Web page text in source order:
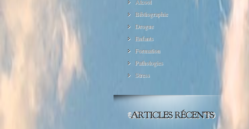
Bibliographie
Drogue
Enfants
Formation
Pathologies
Stress